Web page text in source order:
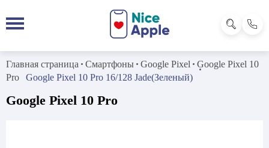
Главная страница Смартфоны Google Pixel
Google Pixel 10
Pro
Google Pixel 10 Pro 16/128 Jade(Зеленый)
Google Pixel 10 Pro